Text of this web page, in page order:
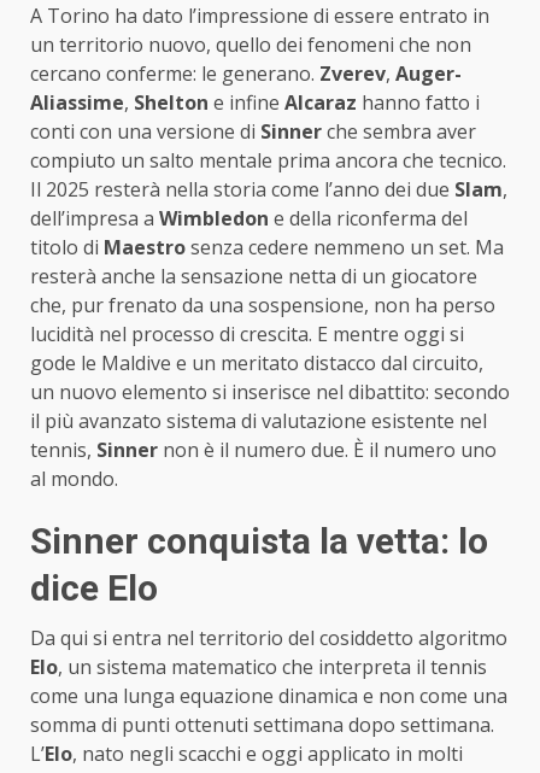
A Torino ha dato l’impressione di essere entrato in
un territorio nuovo, quello dei fenomeni che non
cercano conferme: le generano. Zverev, Auger-
Aliassime, Shelton e infine Alcaraz hanno fatto i
conti con una versione di Sinnerche sembra aver
compiuto un salto mentale prima ancora che tecnico.
Il 2025 resterà nella storia come l’anno dei due Slam,
dell’impresa a Wimbledon e della riconferma del
titolo di Maestrosenza cedere nemmeno un set. Ma
resterà anche la sensazione netta di un giocatore
che, pur frenato da una sospensione, non ha perso
lucidità nel processo di crescita. E mentre oggi si
gode le Maldive e un meritato distacco dal circuito,
un nuovo elemento si inserisce nel dibattito: secondo
il più avanzato sistema di valutazione esistente nel
tennis, Sinner non è il numero due. È il numero uno
al mondo.
Sinner conquista la vetta: lo
dice Elo
Da qui si entra nel territorio del cosiddetto algoritmo
Elo, un sistema matematico che interpreta il tennis
come una lunga equazione dinamica e non come una
somma di punti ottenuti settimana dopo settimana.
L’Elo, nato negli scacchi e oggi applicato in molti